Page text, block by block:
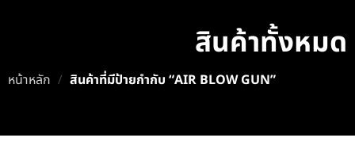
สินค้าทั้งหมด
หน้าหลัก / สินค้าที่มีป้ายกำกับ “AIR BLOW GUN”